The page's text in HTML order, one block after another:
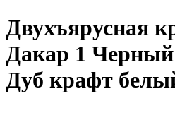
Двухъярусная
Дакар 1 Черный
Дуб крафт